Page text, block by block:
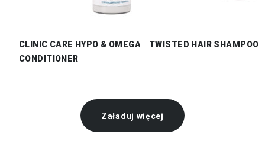
CLINIC CARE HYPO & OMEGA
CONDITIONER
TWISTED HAIR SHAMPOO
Załaduj więcej